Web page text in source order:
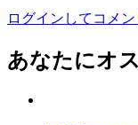
ログインしてコメン
あなたにオ